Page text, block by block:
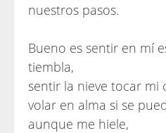
nuestros pasos.
Bueno es sentir en mí
tiembla,
sentir la nieve tocar mi
volar en alma si se
aunque me hiele,